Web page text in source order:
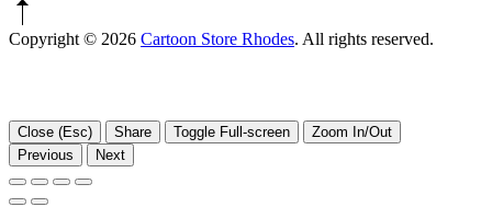
Copyright © 2026 Cartoon Store Rhodes. All rights reserved.
Close (Esc) Share Toggle Full-screen
Zoom In/Out
Previous
Next